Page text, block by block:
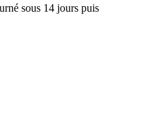
sous 14 jours puis